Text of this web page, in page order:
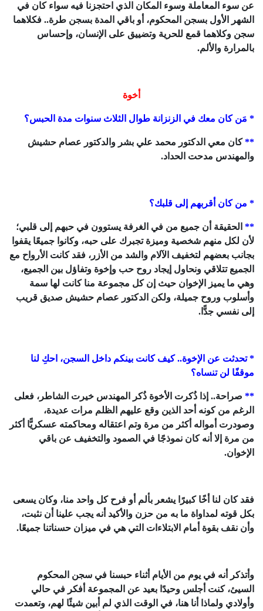
عن سوء المعاملة وسوء المكان الذي احتجزنا فيه سواء كان في
الشهر الأول بسجن المحكوم، أو باقي المدة بسجن طرة.. فكلاهما
سجن وكلاهما قمع للحرية وتضييق على الإنسان، وإحساس
بالمرارة والألم.
أخوة
* مَن كان معك في الزنزانة طوال الثلاث سنوات مدة الحبس؟
**كان معي الدكتور محمد علي بشر والدكتور عصام حشيش
والمهندس مدحت الحداد.
* من كان أقربهم إلى قلبك؟
** الحقيقة أن جميع من في الغرفة يستوون في حبهم إلى قلبي؛
لأن لكل منهم شخصية وميزة تجبرك على حبه، وكانوا جميعًا يقفوا
بجانب بعضهم لتخفيف الآلام والشد من الأزر، فقد كانت الأرواح مع
الجميع تتلاقي ونحاول إيجاد روح حب وإخوة وتفاؤل بين الجميع،
وهي ما يميز الإخوان حيث إن كل مجموعة منا كانت لها سمة
وأسلوب وروح جميلة، ولكن الدكتور عصام حشيش صديق قريب
إلى نفسي جدًّا.
* تحدثت عن الإخوة.. كيف كانت بينكم داخل السجن، احكِ لنا
موقفًا لن تنساه؟
** صراحة.. إذا ذُكرت الأخوة ذُكر المهندس خيرت الشاطر، فعلى
الرغم من كونه أحد الذين وقع عليهم الظلم مرات عديدة،
وصودرت أمواله أكثر من مرة وتم اعتقاله ومحاكمته عسكريًّا أكثر
من مرة إلا أنه كان نموذجًا في الصمود والتخفيف عن باقي
الإخوان.
فقد كان لنا أخًا كبيرًا يشعر بألم أو فرح كل واحد منا، وكان يسعى
بكل قوته لمداواة ما به من حزن والأكيد أنه يجب علينا أن نثبت،
وأن نقف بقوة أمام الابتلاءات التي هي في ميزان حسناتنا جميعًا.
وأتذكر أنه في يوم من الأيام أثناء حبسنا في سجن المحكوم
السيئ، كنت أجلس وحيدًا بعيد عن المجموعة أفكر في حالي
وأولادي ولماذا أنا هنا، في الوقت الذي لم أبين شيئًا لهم، وتعمدت